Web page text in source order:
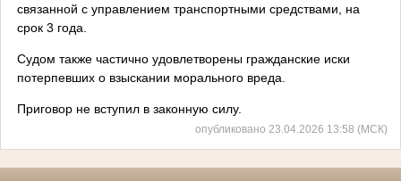
связанной с управлением транспортными средствами, на
срок 3 года.
Судом также частично удовлетворены гражданские иски
потерпевших о взыскании морального вреда.
Приговор не вступил в законную силу.
опубликовано 23.04.2026 13:58 (МСК)